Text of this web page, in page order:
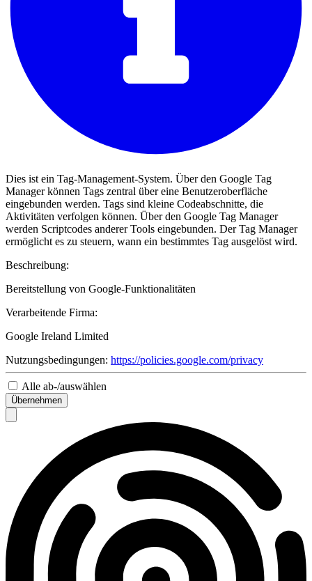
Dies ist ein Tag-Management-System. Über den Google Tag
Manager können Tags zentral über eine Benutzeroberfläche
eingebunden werden. Tags sind kleine Codeabschnitte, die
Aktivitäten verfolgen können. Über den Google Tag Manager
werden Scriptcodes anderer Tools eingebunden. Der Tag Manager
ermöglicht es zu steuern, wann ein bestimmtes Tag ausgelöst wird.
Beschreibung:
Bereitstellung von Google-Funktionalitäten
Verarbeitende Firma:
Google Ireland Limited
Nutzungsbedingungen: https://policies.google.com/privacy
Alle ab-/auswählen
Übernehmen